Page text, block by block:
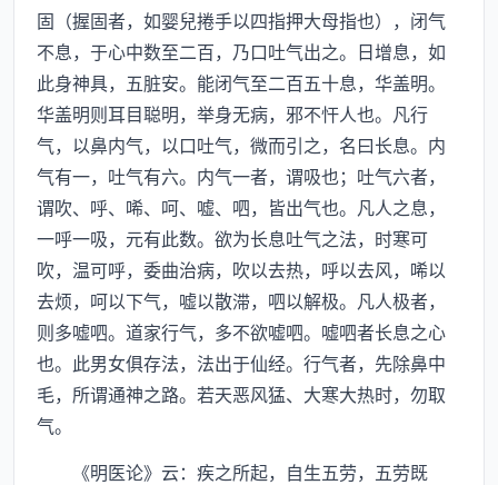
固（握固者，如婴兒捲手以四指押大母指也），闭气
不息，于心中数至二百，乃口吐气出之。日增息，如
此身神具，五脏安。能闭气至二百五十息，华盖明。
华盖明则耳目聪明，举身无病，邪不忓人也。凡行
气，以鼻内气，以口吐气，微而引之，名曰长息。内
气有一，吐气有六。内气一者，谓吸也；吐气六者，
谓吹、呼、唏、呵、嘘、呬，皆出气也。凡人之息，
一呼一吸，元有此数。欲为长息吐气之法，时寒可
吹，温可呼，委曲治病，吹以去热，呼以去风，唏以
去烦，呵以下气，嘘以散滞，呬以解极。凡人极者，
则多嘘呬。道家行气，多不欲嘘呬。嘘呬者长息之心
也。此男女俱存法，法出于仙经。行气者，先除鼻中
毛，所谓通神之路。若天恶风猛、大寒大热时，勿取
气。
《明医论》云：疾之所起，自生五劳，五劳既